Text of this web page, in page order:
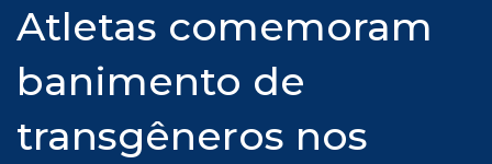
Atletas comemoram
banimento de
transgêneros nos